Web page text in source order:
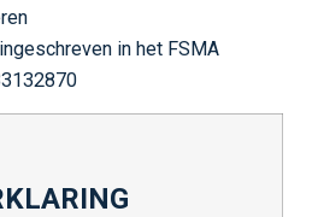
in het FSMA